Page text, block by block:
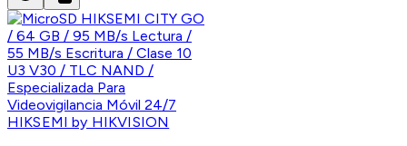
HIKSEMI by HIKVISION